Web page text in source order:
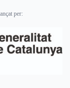
per: